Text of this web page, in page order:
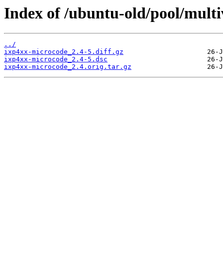
Index of /ubuntu-old/pool/
../
ixp4xx-microcode_2.4-5.diff.gz
ixp4xx-microcode_2.4-5.dsc
ixp4xx-microcode_2.4.orig.tar.gz